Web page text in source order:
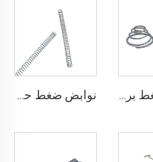
نوابض ضغط برج مخروطي من الفولاذ المقاوم للصدأ بالجملة نوابض ضغط حلزونية صغيرة مخصصة من الفولاذ المقاوم للصدأ بالجملة